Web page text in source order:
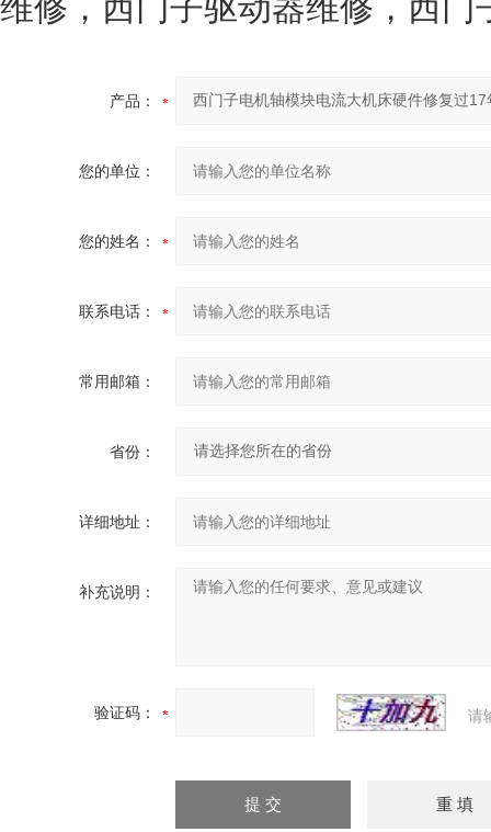
维修，西门子驱动器维修，西门
产品：
您的单位：
您的姓名：
联系电话：
常用邮箱：
省份：
详细地址：
补充说明：
验证码： 请